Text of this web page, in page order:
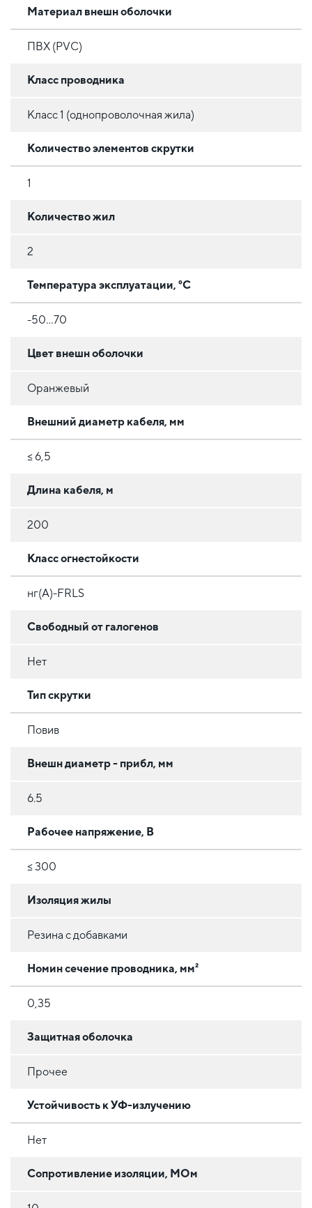
Материал внешн оболочки
ПВХ (PVC)
Класс проводника
Класс 1 (однопроволочная жила)
Количество элементов скрутки
1
Количество жил
2
Температура эксплуатации, °C
-50...70
Цвет внешн оболочки
Оранжевый
Внешний диаметр кабеля, мм
≤ 6,5
Длина кабеля, м
200
Класс огнестойкости
нг(А)-FRLS
Свободный от галогенов
Нет
Тип скрутки
Повив
Внешн диаметр - прибл, мм
6.5
Рабочее напряжение, В
≤ 300
Изоляция жилы
Резина с добавками
Номин сечение проводника, мм²
0,35
Защитная оболочка
Прочее
Устойчивость к УФ-излучению
Нет
Сопротивление изоляции, МОм